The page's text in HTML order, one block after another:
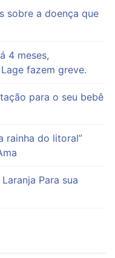
sobre a doença que
4 meses,
fazem greve.
para o seu bebê
rainha do litoral”
Para sua